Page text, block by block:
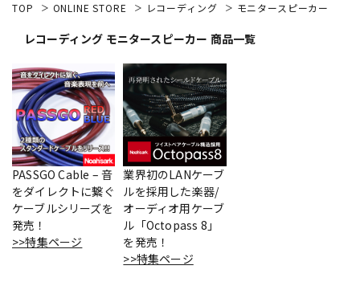
エレキギター
ベース
ドラム
TOP ONLINE STORE レコーディング モニタースピーカー
レコーディング モニタースピーカー 商品一覧
PASSGO Cable – 音
をダイレクトに繋ぐ
ケーブルシリーズを
発売！
>>特集ページ
業界初のLANケーブ
ルを採用した楽器/
オーディオ用ケーブ
ル「Octopass 8」
を発売！
>>特集ページ